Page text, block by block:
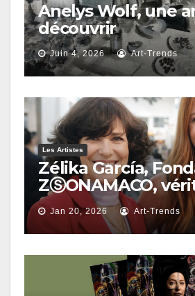
Anelys Wolf, une
découvrir
Juin 4, 2026 Art-Trends
Les Artistes
Zélika García,
ZⓈONAMACO,
intervention
sein de l’économie
culturelle de
latine
Jan 20, 2026 Art-Trends